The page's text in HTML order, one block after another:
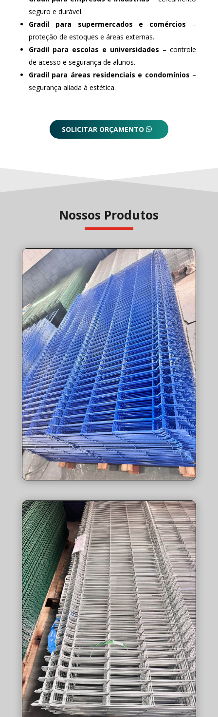
seguro e durável.
Gradil para supermercados e comércios –
proteção de estoques e áreas externas.
Gradil para escolas e universidades – controle
de acesso e segurança de alunos.
Gradil para áreas residenciais e condomínios –
segurança aliada à estética.
SOLICITAR ORÇAMENTO
Nossos Produtos